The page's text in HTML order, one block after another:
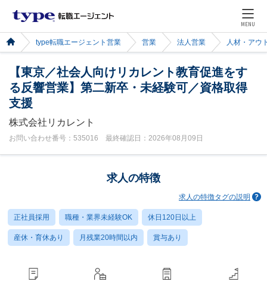
MENU
type転職エージェント営業 営業 法人営業 人材・アウ
【東京／社会人向けリカレント教育促進をす
る反響営業】第二新卒・未経験可／資格取得
支援
株式会社リカレント
お問い合わせ番号：535016 最終確認日：2026年08月09日
求人の特徴
求人の特徴タグの説明
正社員採用 職種・業界未経験OK 休日120日以上
産休・育休あり 月残業20時間以内 賞与あり